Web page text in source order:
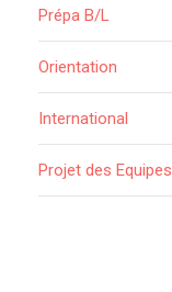
Prépa B/L
Orientation
International
Projet des Equipes